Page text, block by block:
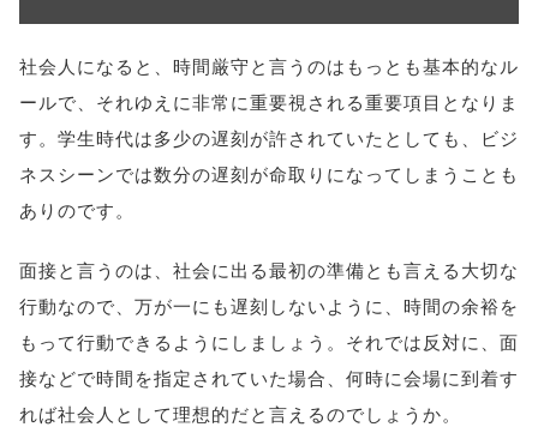
社会人になると、時間厳守と言うのはもっとも基本的なル
ールで、それゆえに非常に重要視される重要項目となりま
す。学生時代は多少の遅刻が許されていたとしても、ビジ
ネスシーンでは数分の遅刻が命取りになってしまうことも
ありのです。
面接と言うのは、社会に出る最初の準備とも言える大切な
行動なので、万が一にも遅刻しないように、時間の余裕を
もって行動できるようにしましょう。それでは反対に、面
接などで時間を指定されていた場合、何時に会場に到着す
れば社会人として理想的だと言えるのでしょうか。